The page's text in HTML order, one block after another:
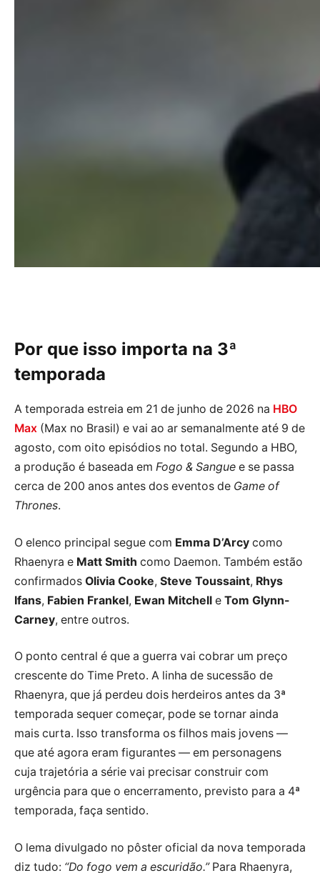
Por que isso importa na 3ª
temporada
A temporada estreia em 21 de junho de 2026 na HBO
Max (Max no Brasil) e vai ao ar semanalmente até 9 de
agosto, com oito episódios no total. Segundo a HBO,
a produção é baseada em Fogo & Sangue e se passa
cerca de 200 anos antes dos eventos de Game of
Thrones.
O elenco principal segue com Emma D’Arcy como
Rhaenyra e Matt Smith como Daemon. Também estão
confirmados Olivia Cooke, Steve Toussaint, Rhys
Ifans, Fabien Frankel, Ewan Mitchell e Tom Glynn-
Carney, entre outros.
O ponto central é que a guerra vai cobrar um preço
crescente do Time Preto. A linha de sucessão de
Rhaenyra, que já perdeu dois herdeiros antes da 3ª
temporada sequer começar, pode se tornar ainda
mais curta. Isso transforma os filhos mais jovens —
que até agora eram figurantes — em personagens
cuja trajetória a série vai precisar construir com
urgência para que o encerramento, previsto para a 4ª
temporada, faça sentido.
O lema divulgado no pôster oficial da nova temporada
diz tudo: “Do fogo vem a escuridão.”Para Rhaenyra,